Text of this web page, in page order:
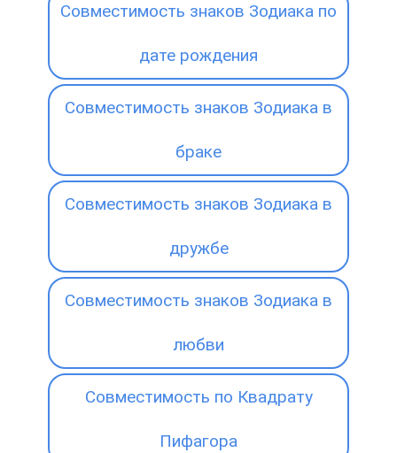
Совместимость знаков Зодиака по
дате рождения
Совместимость знаков Зодиака в
браке
Совместимость знаков Зодиака в
дружбе
Совместимость знаков Зодиака в
любви
Совместимость по Квадрату
Пифагора